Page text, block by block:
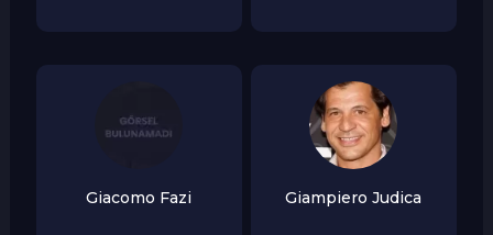
Giacomo Fazi Giampiero Judica